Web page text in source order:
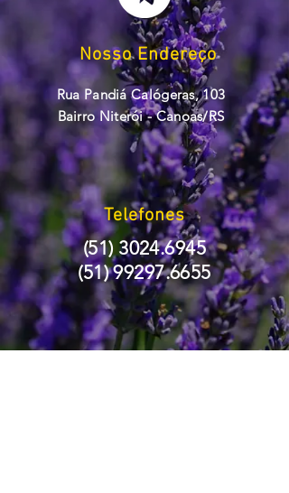
Rua Pandiá Calógeras, 103
Bairro Niterói - Canoas/RS
Nosso Endereço
Telefones
(51) 3024.6945
(51) 99297.6655